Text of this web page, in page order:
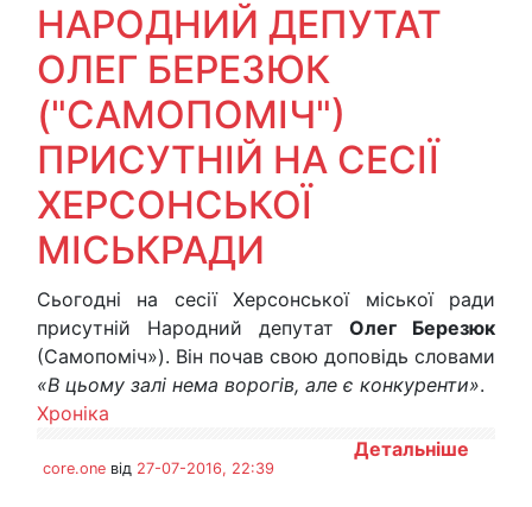
НАРОДНИЙ ДЕПУТАТ
ОЛЕГ БЕРЕЗЮК
("САМОПОМІЧ")
ПРИСУТНІЙ НА СЕСІЇ
ХЕРСОНСЬКОЇ
МІСЬКРАДИ
Сьогодні на сесії Херсонської міської ради
присутній Народний депутат Олег Березюк
(Самопоміч»). Він почав свою доповідь словами
«В цьому залі нема ворогів, але є конкуренти».
Хроніка
Детальніше
core.one від 27-07-2016, 22:39